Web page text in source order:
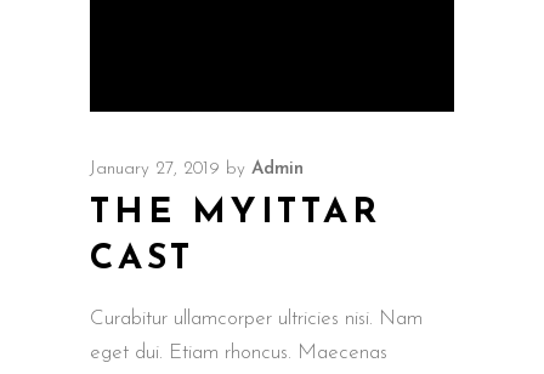
January 27, 2019 by Admin
THE MYITTAR
CAST
Curabitur ullamcorper ultricies nisi. Nam
eget dui. Etiam rhoncus. Maecenas